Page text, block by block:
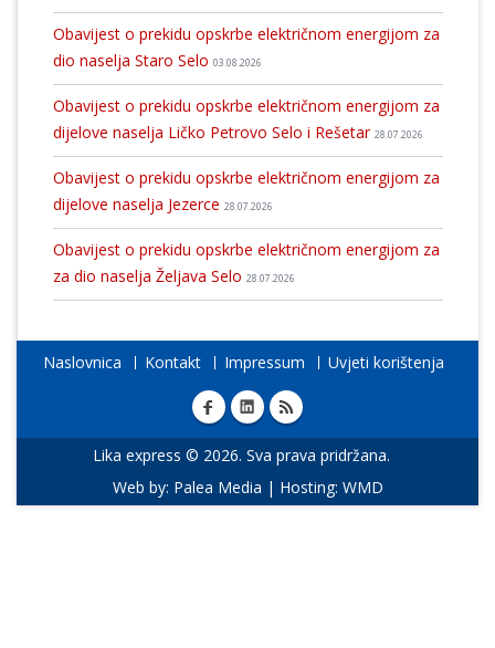
Obavijest o prekidu opskrbe električnom energijom za
dio naselja Staro Selo 03.08.2026
Obavijest o prekidu opskrbe električnom energijom za
dijelove naselja Ličko Petrovo Selo i Rešetar 28.07.2026
Obavijest o prekidu opskrbe električnom energijom za
dijelove naselja Jezerce 28.07.2026
Obavijest o prekidu opskrbe električnom energijom za
za dio naselja Željava Selo 28.07.2026
Naslovnica Kontakt Impressum Uvjeti korištenja
Lika express © 2026. Sva prava pridržana.
Web by: Palea Media | Hosting: WMD